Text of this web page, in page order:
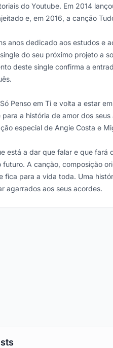
do Youtube. Em 2014
e, em 2016, a canção
anos dedicado aos estudos e
do seu próximo projeto a
deste single confirma a
Penso em Ti e volta a estar
a história de amor dos
especial de Angie Costa e
está a dar que falar e que fará
futuro. A canção, composição
fica para a vida toda. Uma
agarrados aos seus acordes.